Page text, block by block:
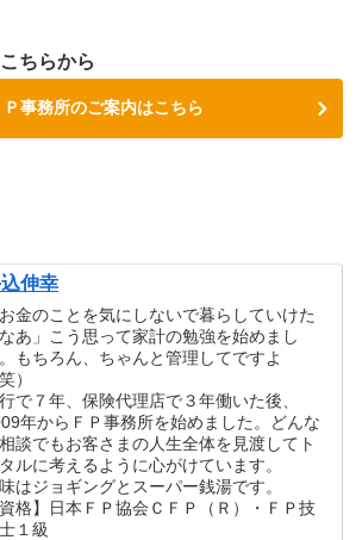
ちらから
Ｐ事務所のご案内はこちら
伸幸
お金のことを気にしないで暮らしていけた
あ」こう思って家計の勉強を始めまし
もちろん、ちゃんと管理してですよ
）
で７年、保険代理店で３年働いた後、
年からＦＰ事務所を始めました。どんな
談でもお客さまの人生全体を見渡してト
ルに考えるように心がけています。
はジョギングとスーパー銭湯です。
資格】日本ＦＰ協会ＣＦＰ（Ｒ）・ＦＰ技
１級